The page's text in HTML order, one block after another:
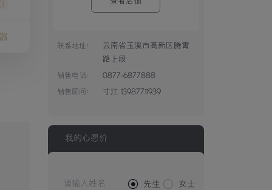
联系地址：
云南省玉溪市高新区腾霄
路上段
销售电话： 0877-6877888
销售顾问： 寸江 13987711939
我的心愿价
 先生  女士